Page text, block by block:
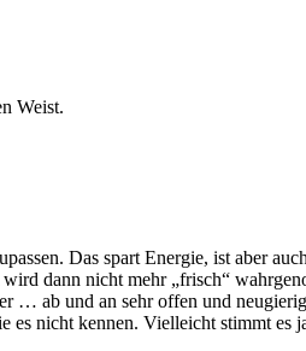
Weist.
Das spart Energie, ist aber
dann nicht mehr „frisch“
ab und an sehr offen und
es nicht kennen. Vielleicht stimmt es